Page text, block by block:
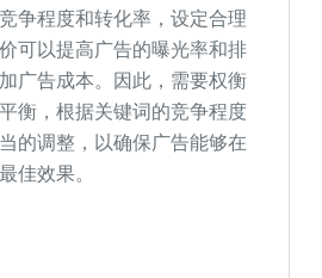
争程度和转化率，设定合理
可以提高广告的曝光率和排
广告成本。因此，需要权衡
衡，根据关键词的竞争程度
的调整，以确保广告能够在
佳效果。